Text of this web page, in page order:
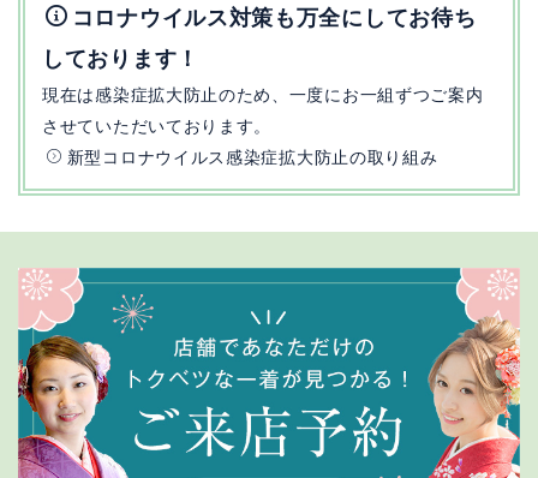
コロナウイルス対策も万全にしてお待ち
しております！
現在は感染症拡大防止のため、一度にお一組ずつご案内
させていただいております。
新型コロナウイルス感染症拡大防止の取り組み